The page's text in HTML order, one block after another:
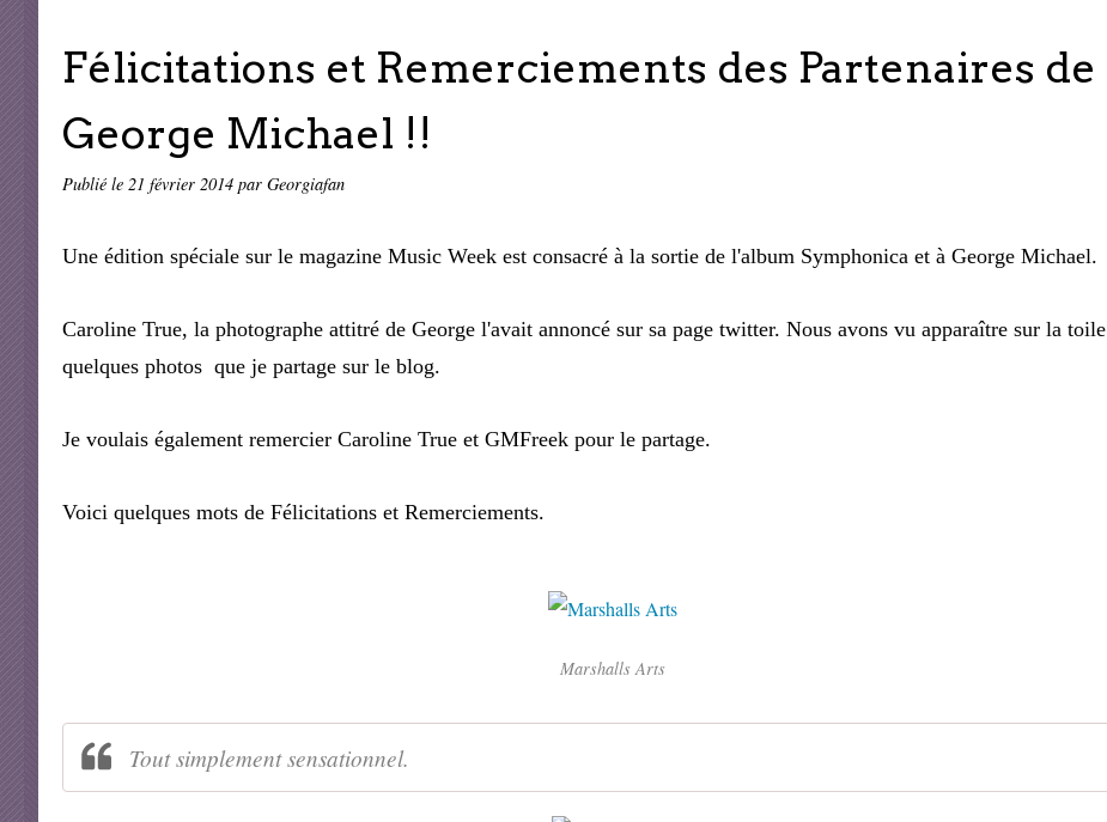
Félicitations et Remerciements des Partenaires de
George Michael !!
Publié le 21 février 2014 par Georgiafan
Une édition spéciale sur le magazine Music Week est consacré à la sortie de l'album Symphonica et à George Michael.
Caroline True, la photographe attitré de George l'avait annoncé sur sa page twitter. Nous avons vu apparaître sur la toile
quelques photos que je partage sur le blog.
Je voulais également remercier Caroline True et GMFreek pour le partage.
Voici quelques mots de Félicitations et Remerciements.
Marshalls Arts
Tout simplement sensationnel.